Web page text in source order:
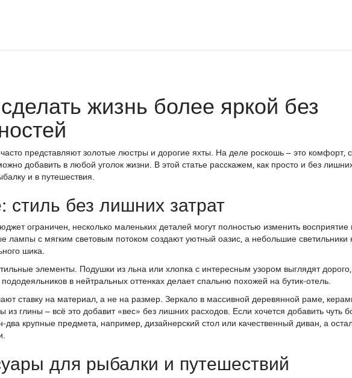
жизнь более яркой без
представляют золотые люстры и дорогие яхты. На деле роскошь – это комфорт,
добавить в любой уголок жизни. В этой статье расскажем, как просто и без
и в путешествия.
без лишних затрат
ограничен, несколько маленьких деталей могут полностью изменить восприятие
лампы с мягким световым потоком создают уютный оазис, а небольшие светильники
шика.
элементы. Подушки из льна или хлопка с интересным узором выглядят
в нейтральных оттенках делает спальню похожей на бутик‑отель.
ставку на материал, а не на размер. Зеркало в массивной деревянной раме,
глины – всё это добавит «вес» без лишних расходов. Если хочется добавить чуть
крупные предмета, например, дизайнерский стол или качественный диван, а
для рыбалки и путешествий